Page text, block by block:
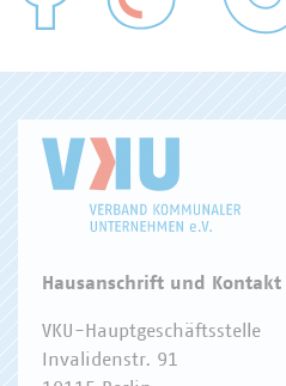
WASSER/ABWASSER
Hausanschrift und Kontakt
VKU-Hauptgeschäftsstelle
Invalidenstr. 91